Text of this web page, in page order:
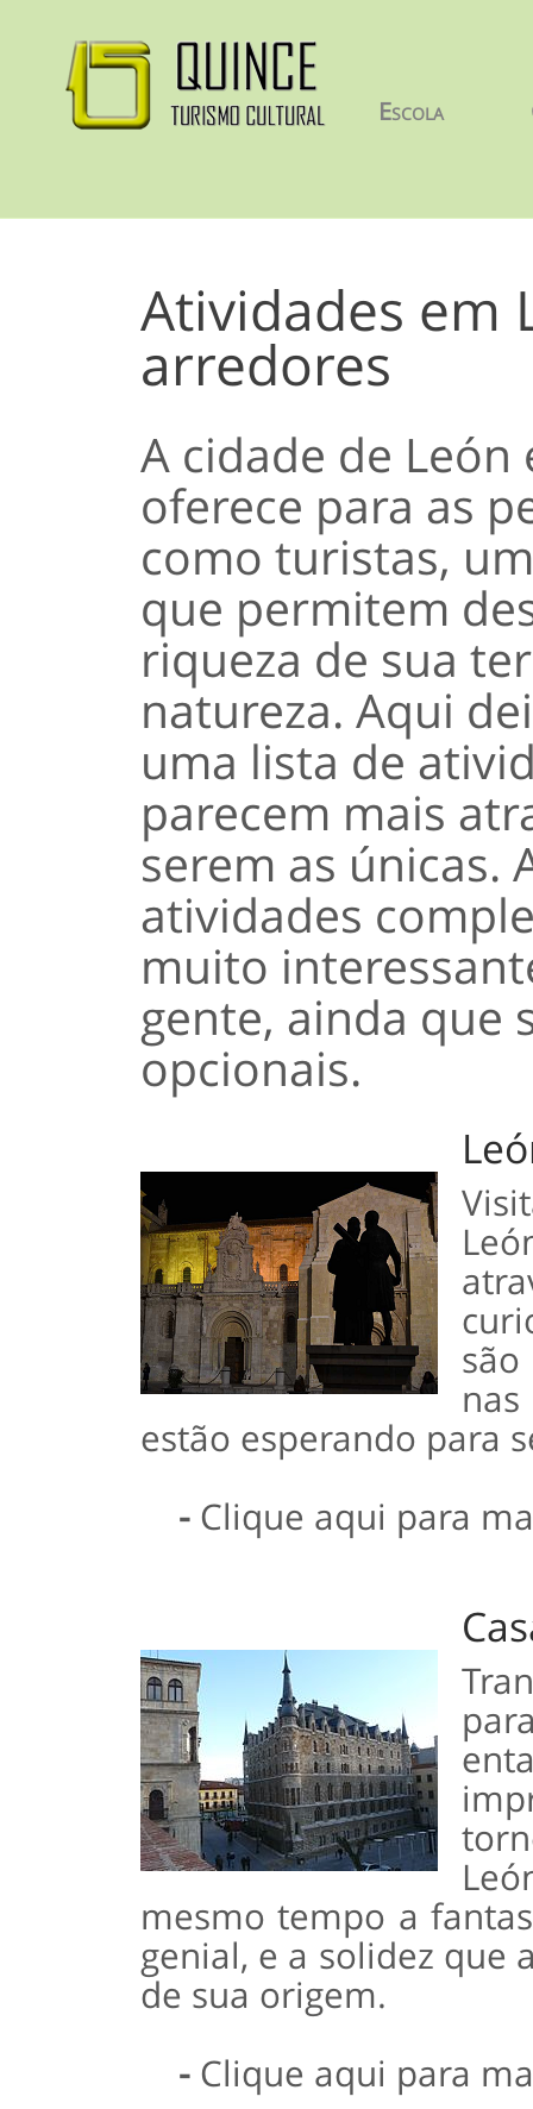
Escola
Atividades em
arredores
A cidade de
oferece para as
como turistas,
que permitem
riqueza de sua
natureza. Aqui
uma lista de
parecem mais
serem as únicas.
atividades
muito
gente, ainda que
opcionais.
estão esperando para
- Clique aqui para
mesmo tempo a
genial, e a solidez que
de sua origem.
- Clique aqui para